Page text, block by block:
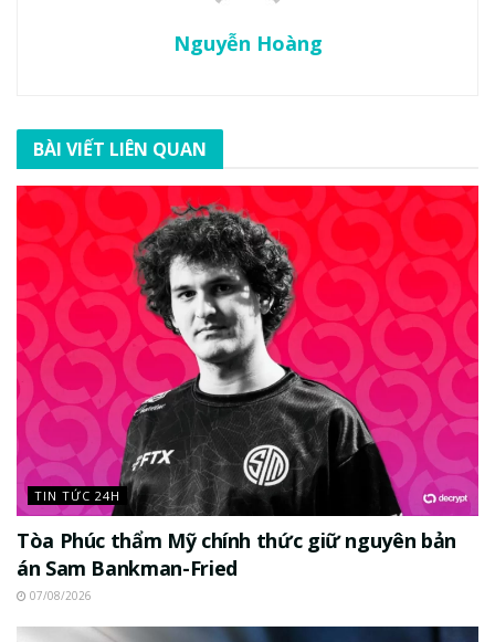
Nguyễn Hoàng
BÀI VIẾT LIÊN QUAN
TIN TỨC 24H
Tòa Phúc thẩm Mỹ chính thức giữ nguyên bản
án Sam Bankman-Fried
07/08/2026